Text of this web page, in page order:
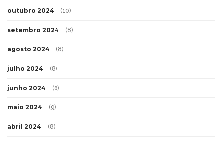
outubro 2024 (10)
setembro 2024 (8)
agosto 2024 (8)
julho 2024 (8)
junho 2024 (6)
maio 2024 (9)
abril 2024 (8)